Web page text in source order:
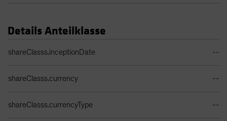
Details Anteilklasse
shareClasss.inceptionDate --
shareClasss.currency --
shareClasss.currencyType --